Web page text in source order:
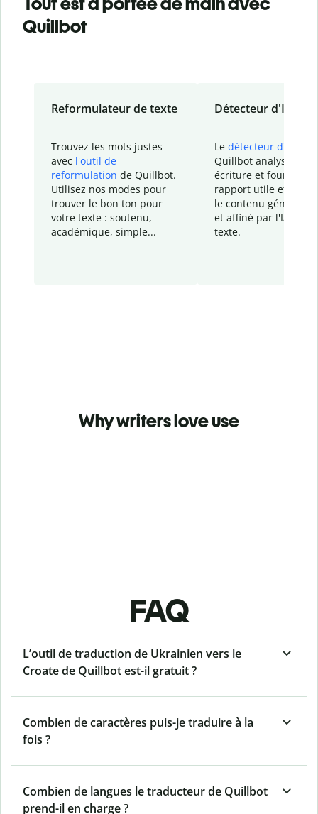
Quillbot
Reformulateur de texte
Trouvez les mots justes
avec l'outil de
reformulation de Quillbot.
Utilisez nos modes pour
trouver le bon ton pour
votre texte : soutenu,
académique, simple...
Détecteur d'IA
Le détecteur d'IA
Quillbot analyse votre
écriture et fournit un
rapport utile et
le contenu généré
et affiné par l'IA
texte.
Why writers love use
FAQ
L’outil de traduction de Ukrainien vers le
Croate de Quillbot est-il gratuit ?
Combien de caractères puis-je traduire à la
fois ?
Combien de langues le traducteur de Quillbot
prend-il en charge ?